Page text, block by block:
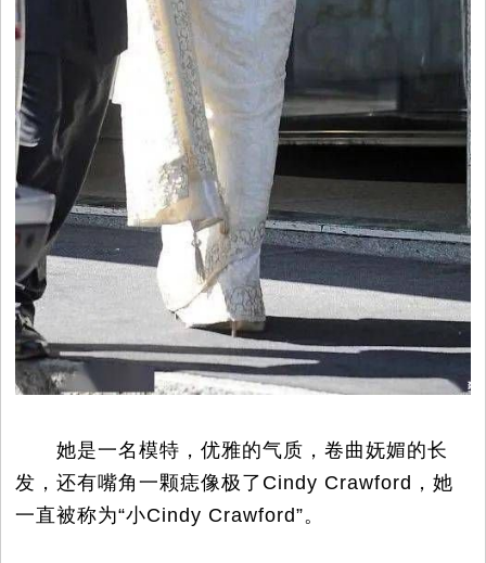
她是一名模特，优雅的气质，卷曲妩媚的长
发，还有嘴角一颗痣像极了Cindy Crawford，她
一直被称为“小Cindy Crawford”。